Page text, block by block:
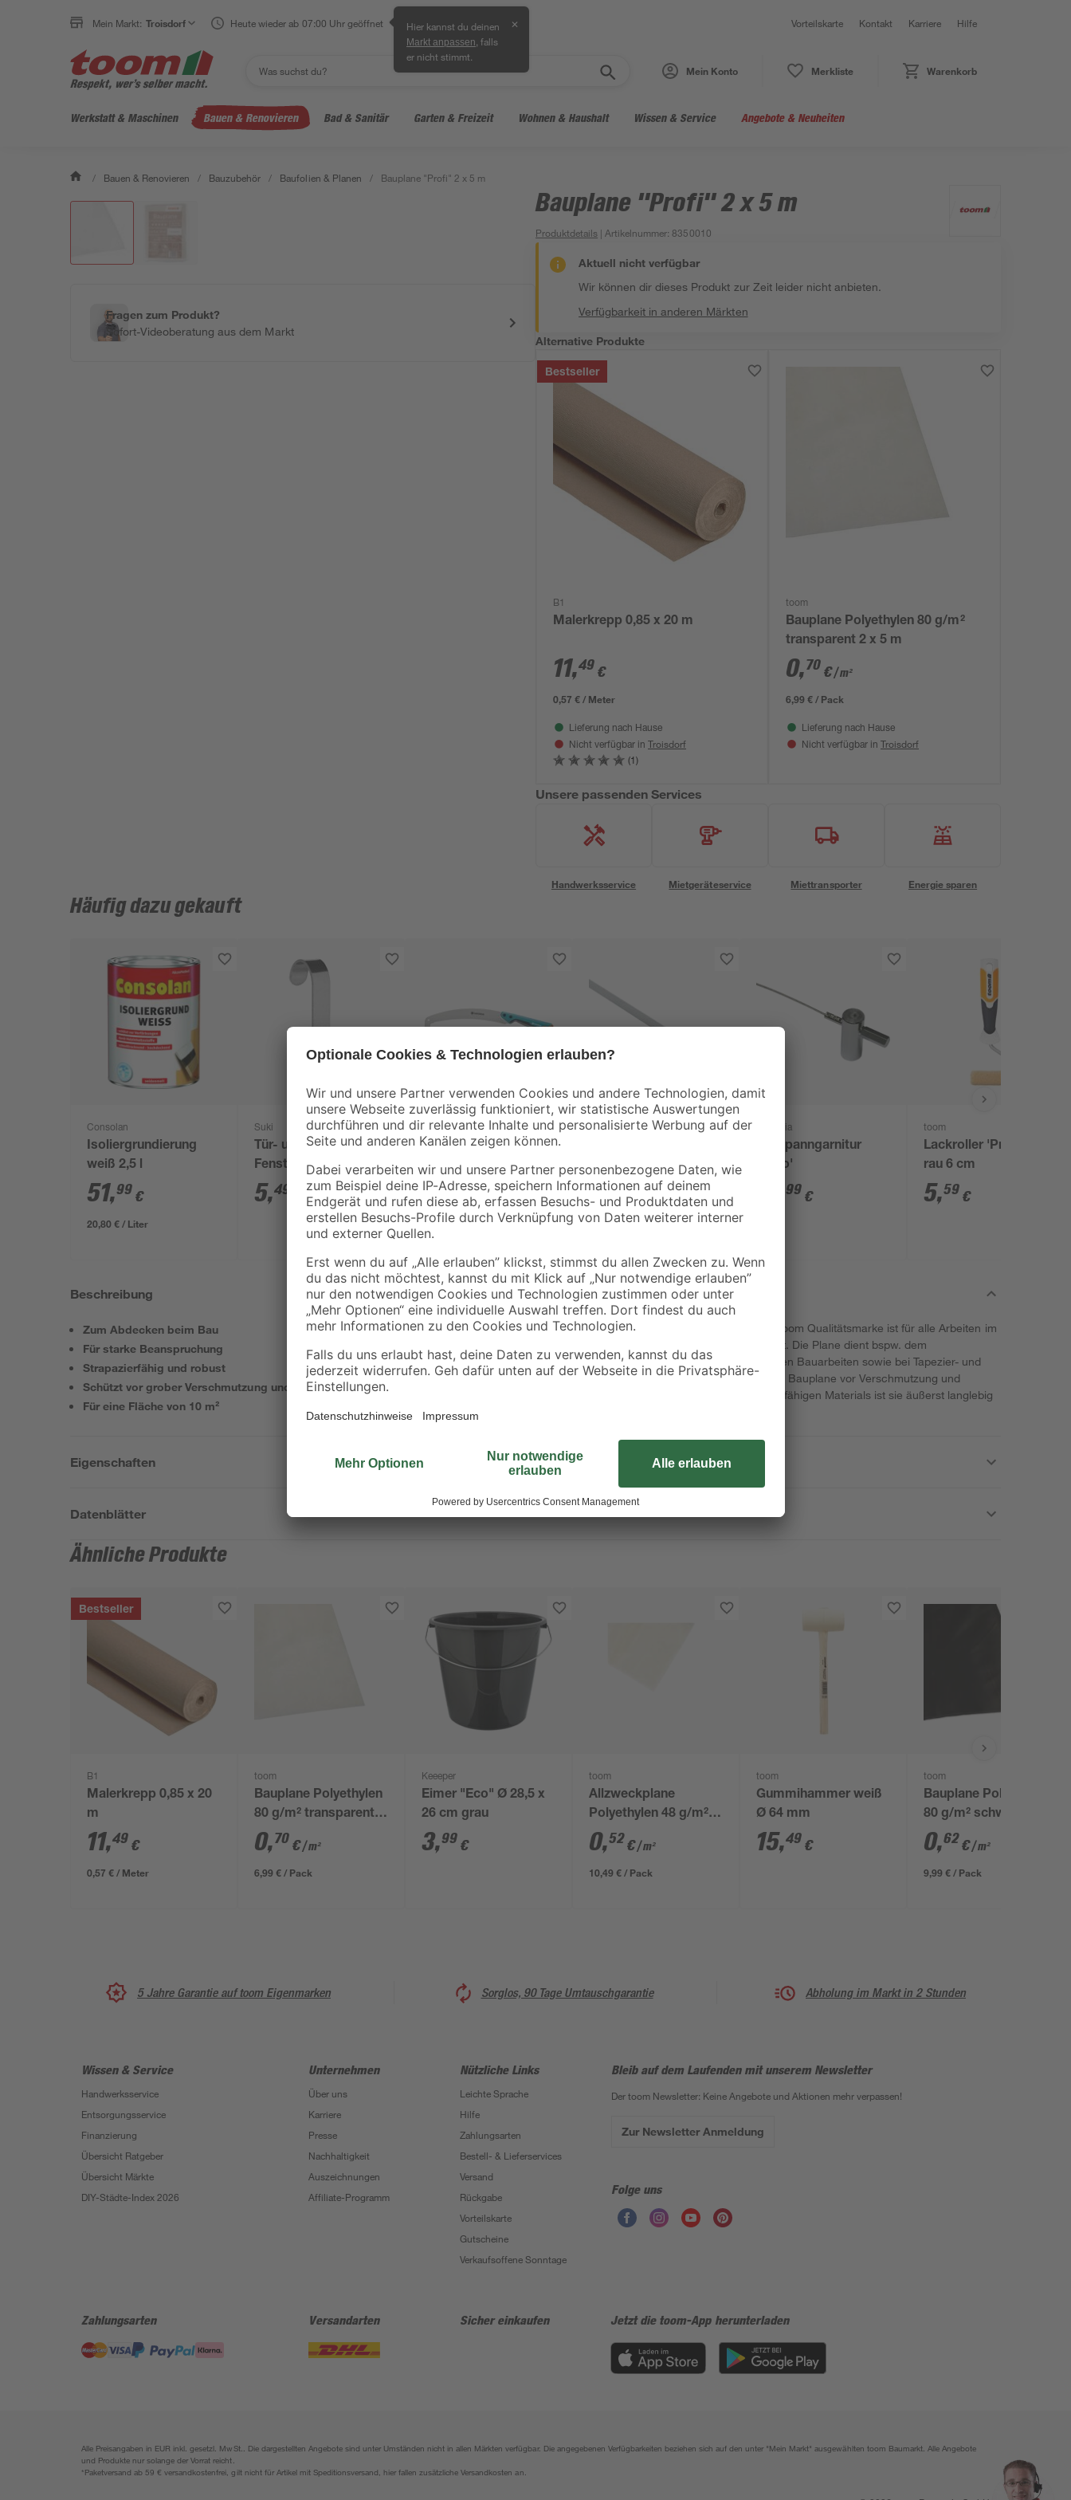
Mein Markt: Troisdorf Heute wieder ab 07:00 Uhr geöffnet Hier kannst du deinen
Markt anpassen , falls
er nicht stimmt.
✕ Vorteilskarte Kontakt Karriere Hilfe
Mein Konto Merkliste Warenkorb
Werkstatt & Maschinen Bauen & Renovieren Bad & Sanitär Garten & Freizeit Wohnen & Haushalt Wissen & Service Angebote & Neuheiten
/ Bauen & Renovieren / Bauzubehör / Baufolien & Planen / Bauplane "Profi" 2 x 5 m
Fragen zum Produkt?
Sofort-Videoberatung aus dem Markt
Bauplane "Profi" 2 x 5 m
Produktdetails | Artikelnummer: 8350010
Aktuell nicht verfügbar
Wir können dir dieses Produkt zur Zeit leider nicht anbieten.
Verfügbarkeit in anderen Märkten
Alternative Produkte
Bestseller
B1
Malerkrepp 0,85 x 20 m
11,49 €
0,57 € / Meter
Lieferung nach Hause
Nicht verfügbar in Troisdorf
(1)
toom
Bauplane Polyethylen 80 g/m²
transparent 2 x 5 m
0,70 €/ m²
6,99 € / Pack
Lieferung nach Hause
Nicht verfügbar in Troisdorf
Unsere passenden Services
Handwerksservice Mietgeräteservice Miettransporter Energie sparen
Häufig dazu gekauft
Consolan
Isoliergrundierung
weiß 2,5 l
51,99 €
20,80 € / Liter
Suki
Tür- und
Fensterhaken 2 Stück
5,49
Gardena
Gartensäge 300 PP
gebogen
"combisystem"
39,99€ 3,79€
3,79 € / Meter
Gardinia
Seilspanngarnitur
'Pavo'
99 €
toom
Lackroller 'Premium'
rau 6 cm
5,59 €
Beschreibung
Zum Abdecken beim Bau
Für starke Beanspruchung
Strapazierfähig und robust
Schützt vor grober Verschmutzung und Beschädigung
Für eine Fläche von 10 m²
Die transparente Bauplane "Profi" von unserer toom Qualitätsmarke ist für alle Arbeiten im
Innen- wie Außenbereich hervorragend geeignet. Die Plane dient bspw. dem
Fassadenschutz, dem Bodenschutz bei intensiven Bauarbeiten sowie bei Tapezier- und
Streicharbeiten. Der Boden wird dabei durch die Bauplane vor Verschmutzung und
Beschädigung geschützt. Dank des widerstandsfähigen Materials ist sie äußerst langlebig
Eigenschaften
Datenblätter
Ähnliche Produkte
Bestseller
B1
Malerkrepp 0,85 x 20
m
11,49 €
0,57 € / Meter
toom
Bauplane Polyethylen
80 g/m² transparent 2
x 5 m
0,70 €/ m²
6,99 € / Pack
Keeeper
Eimer "Eco" Ø 28,5 x
26 cm grau
3,99 €
toom
Allzweckplane
Polyethylen 48 g/m²
transparent 4 x 5 m
0,52€/ m²
10,49 € / Pack
toom
Gummihammer weiß
Ø 64 mm
15,49 €
toom
Bauplane Polyethylen
80 g/m² schwarz 4 x 4
m
0,62€/ m²
9,99 € / Pack
5 Jahre Garantie auf toom Eigenmarken Sorglos, 90 Tage Umtauschgarantie Abholung im Markt in 2 Stunden
Wissen & Service
Handwerksservice
Entsorgungsservice
Finanzierung
Übersicht Ratgeber
Übersicht Märkte
DIY-Städte-Index 2026
Unternehmen
Über uns
Karriere
Presse
Nachhaltigkeit
Auszeichnungen
Affiliate-Programm
Nützliche Links
Leichte Sprache
Hilfe
Zahlungsarten
Bestell- & Lieferservices
Versand
Rückgabe
Vorteilskarte
Gutscheine
Verkaufsoffene Sonntage
Bleib auf dem Laufenden mit unserem Newsletter
Der toom Newsletter: Keine Angebote und Aktionen mehr verpassen!
Zur Newsletter Anmeldung
Folge uns
Zahlungsarten Versandarten Sicher einkaufen Jetzt die toom-App herunterladen
Alle Preisangaben in EUR inkl. gesetzl. MwSt.. Die dargestellten Angebote sind unter Umständen nicht in allen Märkten verfügbar. Die angegebenen Verfügbarkeiten beziehen sich auf den unter "Mein Markt" ausgewählten toom Baumarkt. Alle Angebote
und Produkte nur solange der Vorrat reicht.
*Paketversand ab 59 € versandkostenfrei, gilt nicht für Artikel mit Speditionsversand, hier fallen zusätzliche Versandkosten an.